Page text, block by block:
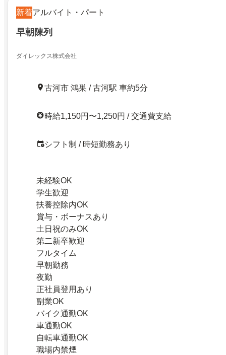
新着アルバイト・パート
早朝陳列
ダイレックス株式会社
古河市 鴻巣 / 古河駅 車約5分
時給1,150円〜1,250円 / 交通費支給
シフト制 / 時短勤務あり
未経験OK
学生歓迎
扶養控除内OK
賞与・ボーナスあり
土日祝のみOK
第二新卒歓迎
フルタイム
早朝勤務
夜勤
正社員登用あり
副業OK
バイク通勤OK
車通勤OK
自転車通勤OK
職場内禁煙